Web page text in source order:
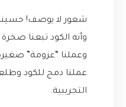
شعور لا يوصف! حسينا
وأنه الكود تبعنا
وعملنا “عزومة”
عملنا دمج للكود
التجريبية.